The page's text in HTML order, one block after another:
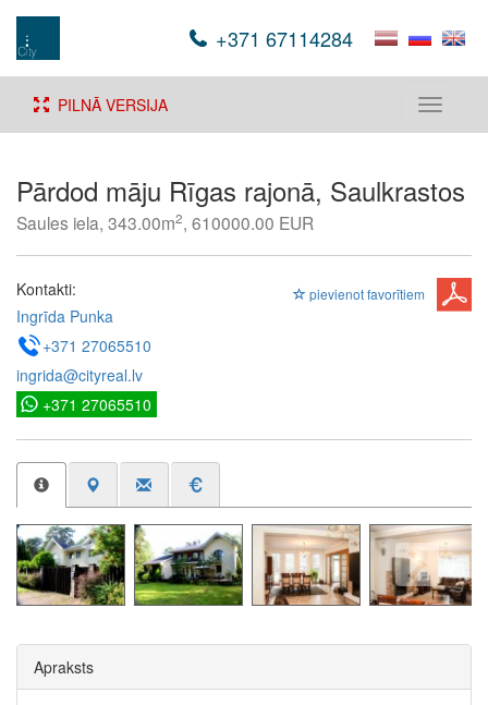
+371 67114284
Toggle
PILNĀ VERSIJA
Pārdod māju Rīgas rajonā, Saulkrastos
Saules iela, 343.00m2, 610000.00 EUR
pievienot favorītiem
Kontakti:
Ingrīda Punka
+371 27065510
ingrida@cityreal.lv
+371 27065510
Apraksts